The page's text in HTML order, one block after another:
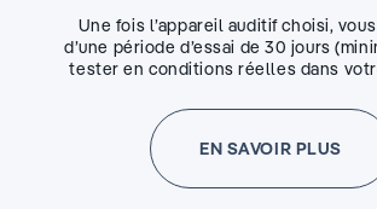
Une fois l’appareil auditif choisi,
d’une période d’essai de 30 jours
tester en conditions réelles dans
EN SAVOIR PLUS